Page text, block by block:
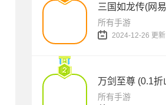
所有手游
2024-12-26 更新
所有手游